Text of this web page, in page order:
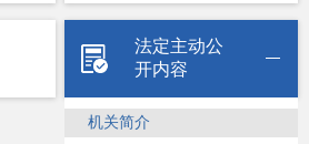
法定主动公
开内容
机关简介